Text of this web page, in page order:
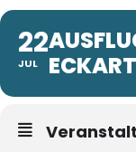
22
JUL